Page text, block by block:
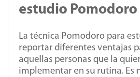
estudio Pomodoro
La técnica Pomodoro para
reportar diferentes ventajas
aquellas personas que la
implementar en su rutina. Es